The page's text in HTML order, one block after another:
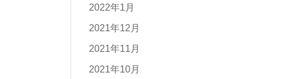
2022年1月
2021年12月
2021年11月
2021年10月